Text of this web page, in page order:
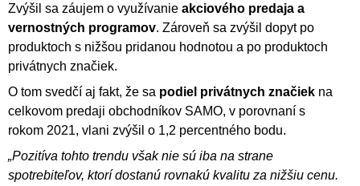
Zvýšil sa záujem o využívanie akciového predaja a
vernostných programov. Zároveň sa zvýšil dopyt po
produktoch s nižšou pridanou hodnotou a po produktoch
privátnych značiek.
O tom svedčí aj fakt, že sa podiel privátnych značiek na
celkovom predaji obchodníkov SAMO, v porovnaní s
rokom 2021, vlani zvýšil o 1,2 percentného bodu.
„Pozitíva tohto trendu však nie sú iba na strane
spotrebiteľov, ktorí dostanú rovnakú kvalitu za nižšiu cenu.